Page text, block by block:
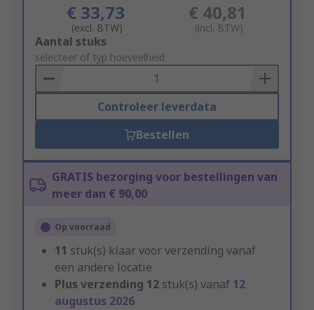
€ 33,73
(excl. BTW)
€ 40,81
(incl. BTW)
Add
to
Basket
Aantal stuks
selecteer of typ hoeveelheid
Controleer leverdata
Bestellen
GRATIS bezorging voor bestellingen van
meer dan € 90,00
Op voorraad
11 stuk(s) klaar voor verzending vanaf
een andere locatie
Plus verzending 12 stuk(s) vanaf 12
augustus 2026